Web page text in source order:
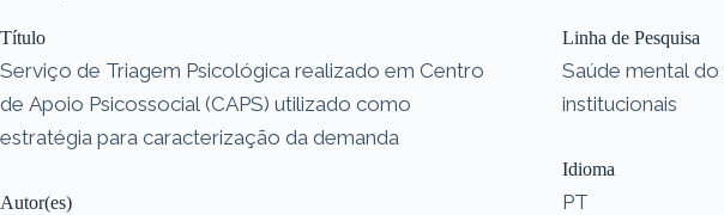
Título
Serviço de Triagem Psicológica realizado em Centro
de Apoio Psicossocial (CAPS) utilizado como
estratégia para caracterização da demanda
Autor(es)
Linha de Pesquisa
Saúde mental
institucionais
Idioma
PT